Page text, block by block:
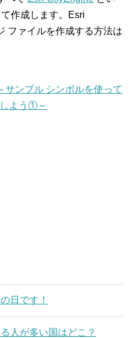
作成します。Esri
ファイルを作成する方法は
サンプル シンボルを使って
よう①～
日です！
人が多い国はどこ？